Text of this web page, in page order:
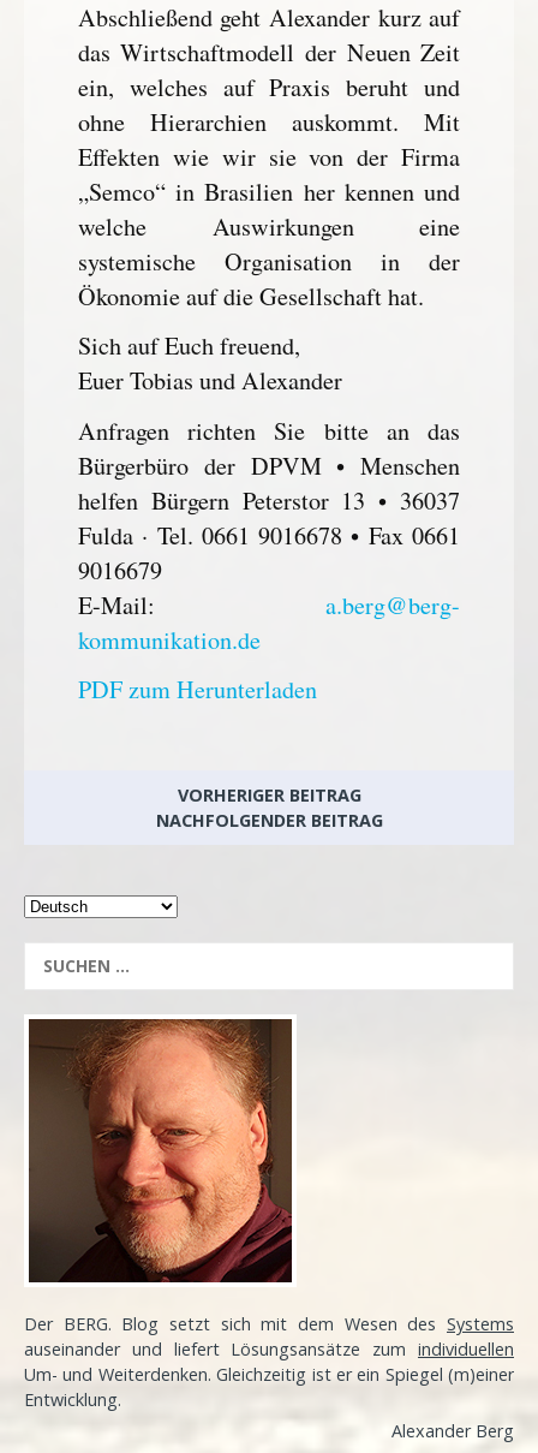
Abschließend geht Alexander kurz auf
das Wirtschaftmodell der Neuen Zeit
ein, welches auf Praxis beruht und
ohne Hierarchien auskommt. Mit
Effekten wie wir sie von der Firma
„Semco“ in Brasilien her kennen und
welche Auswirkungen eine
systemische Organisation in der
Ökonomie auf die Gesellschaft hat.
Sich auf Euch freuend,
Euer Tobias und Alexander
Anfragen richten Sie bitte an das
Bürgerbüro der DPVM • Menschen
helfen Bürgern Peterstor 13 • 36037
Fulda · Tel. 0661 9016678 • Fax 0661
9016679
E-Mail:a.berg@berg-
kommunikation.de
PDF zum Herunterladen
VORHERIGER BEITRAG
NACHFOLGENDER BEITRAG
Der BERG. Blog setzt sich mit dem Wesen des Systems
auseinander und liefert Lösungsansätze zum individuellen
Um- und Weiterdenken. Gleichzeitig ist er ein Spiegel (m)einer
Entwicklung.
Alexander Berg